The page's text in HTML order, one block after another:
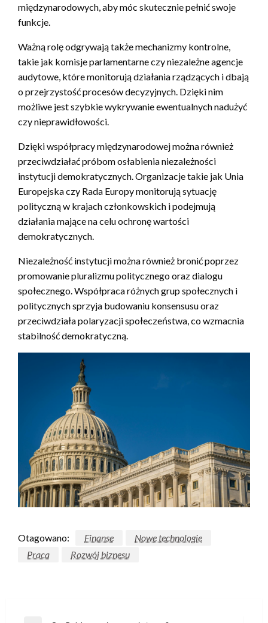
międzynarodowych, aby móc skutecznie pełnić swoje
funkcje.
Ważną rolę odgrywają także mechanizmy kontrolne,
takie jak komisje parlamentarne czy niezależne agencje
audytowe, które monitorują działania rządzących i dbają
o przejrzystość procesów decyzyjnych. Dzięki nim
możliwe jest szybkie wykrywanie ewentualnych nadużyć
czy nieprawidłowości.
Dzięki współpracy międzynarodowej można również
przeciwdziałać próbom osłabienia niezależności
instytucji demokratycznych. Organizacje takie jak Unia
Europejska czy Rada Europy monitorują sytuację
polityczną w krajach członkowskich i podejmują
działania mające na celu ochronę wartości
demokratycznych.
Niezależność instytucji można również bronić poprzez
promowanie pluralizmu politycznego oraz dialogu
społecznego. Współpraca różnych grup społecznych i
politycznych sprzyja budowaniu konsensusu oraz
przeciwdziała polaryzacji społeczeństwa, co wzmacnia
stabilność demokratyczną.
Otagowano: Finanse
Nowe technologie
Praca
Rozwój biznesu